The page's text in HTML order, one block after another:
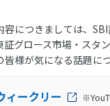
容につきましては、
証グロース市場・スタ
皆様が気になる話題に
ィークリー